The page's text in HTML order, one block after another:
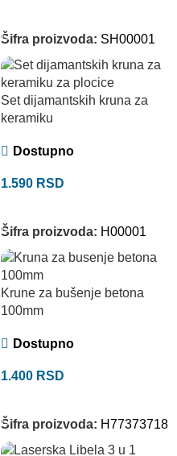
Šifra proizvoda: SH00001
Set dijamantskih kruna za
keramiku
Dostupno
1.590 RSD
Šifra proizvoda: H00001
Krune za bušenje betona
100mm
Dostupno
1.400 RSD
Šifra proizvoda: H77373718